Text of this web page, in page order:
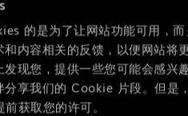
的是为了让网站功能可用，而
和内容相关的反馈，以便网站将
现您，提供一些您可能会感兴
分享我们的 Cookie 片段。但是
获取您的许可。